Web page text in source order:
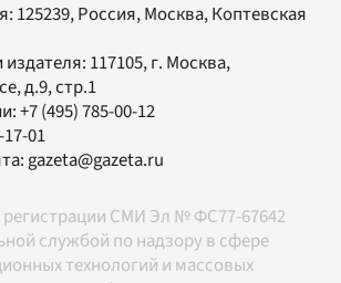
125239, Россия, Москва, Коптевская
издателя: 117105, г. Москва,
д.9, стр.1
+7 (495) 785-00-12
01
gazeta@gazeta.ru
регистрации СМИ Эл № ФС77-67642
службой по надзору в сфере
технологий и массовых